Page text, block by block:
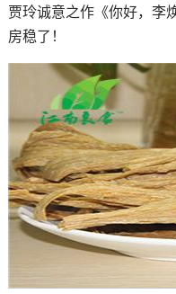
贾玲诚意之作《你好，李
房稳了！